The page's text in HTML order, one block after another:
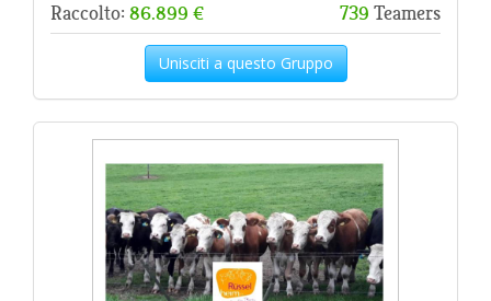
Raccolto: 86.899 € 739 Teamers
Unisciti a questo Gruppo